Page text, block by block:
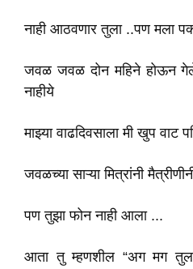
नाही आठवणार तुला ..पण मला
जवळ जवळ दोन महिने होऊन
नाहीये
माझ्या वाढदिवसाला मी खुप वाट
जवळच्या साऱ्या मित्रांनी
पण तुझा फोन नाही आला ...
आता तु म्हणशील “अग मग